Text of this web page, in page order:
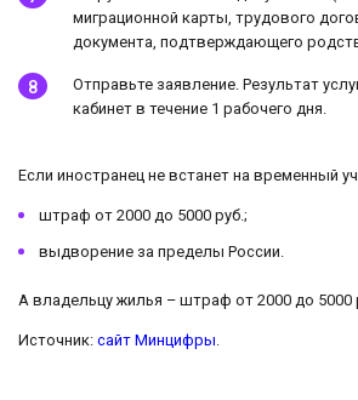
миграционной карты, трудового
документа, подтверждающего
Отправьте заявление. Результат
кабинет в течение 1 рабочего дня.
Если иностранец не встанет на временный
штраф от 2000 до 5000 руб.;
выдворение за пределы России.
А владельцу жилья – штраф от 2000 до 5000
Источник: сайт Минцифры